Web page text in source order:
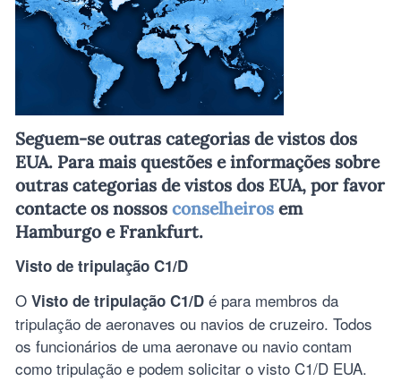
Seguem-se outras categorias de vistos dos
EUA. Para mais questões e informações sobre
outras categorias de vistos dos EUA, por favor
contacte os nossos conselheiros em
Hamburgo e Frankfurt.
Visto de tripulação C1/D
O Visto de tripulação C1/D é para membros da
tripulação de aeronaves ou navios de cruzeiro. Todos
os funcionários de uma aeronave ou navio contam
como tripulação e podem solicitar o visto C1/D EUA.